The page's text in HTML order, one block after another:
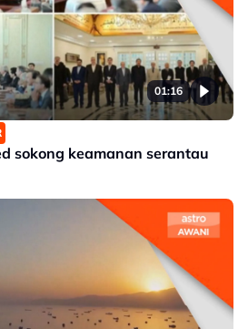
01:16
sokong keamanan serantau